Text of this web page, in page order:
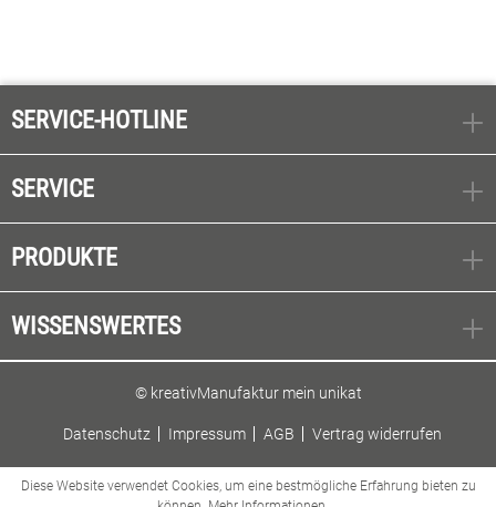
SERVICE-HOTLINE
SERVICE
PRODUKTE
WISSENSWERTES
© kreativManufaktur mein unikat
Datenschutz Impressum AGB Vertrag widerrufen
Diese Website verwendet Cookies, um eine bestmögliche Erfahrung bieten zu